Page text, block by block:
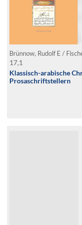
Brünnow, Rudolf E /
17,1
Klassisch-arabische
Prosaschriftstellern